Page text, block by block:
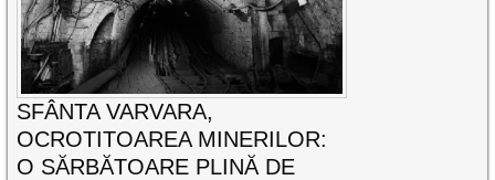
SFÂNTA VARVARA,
OCROTITOAREA MINERILOR:
O SĂRBĂTOARE PLINĂ DE